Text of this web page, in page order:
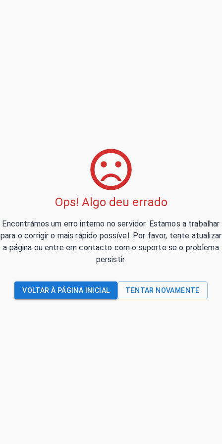
Ops! Algo deu errado
Encontrámos um erro interno no servidor. Estamos a trabalhar
para o corrigir o mais rápido possível. Por favor, tente atualizar
a página ou entre em contacto com o suporte se o problema
persistir.
VOLTAR À PÁGINA INICIAL TENTAR NOVAMENTE